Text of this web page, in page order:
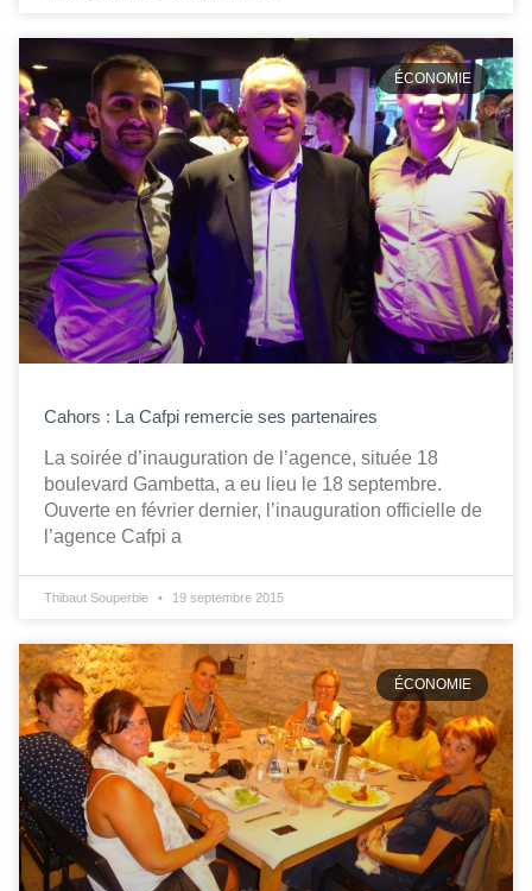
ÉCONOMIE
Cahors : La Cafpi remercie ses partenaires
La soirée d’inauguration de l’agence, située 18
boulevard Gambetta, a eu lieu le 18 septembre.
Ouverte en février dernier, l’inauguration officielle de
l’agence Cafpi a
Thibaut Souperbie 19 septembre 2015
ÉCONOMIE